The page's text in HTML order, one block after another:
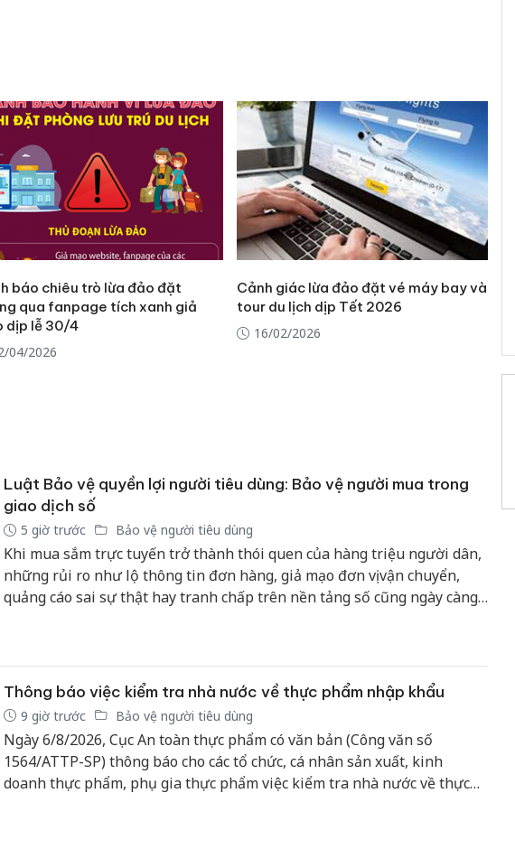
báo chiêu trò lừa đảo đặt
qua fanpage tích xanh giả
dịp lễ 30/4
04/2026
Cảnh giác lừa đảo đặt vé máy bay và
tour du lịch dịp Tết 2026
16/02/2026
Luật Bảo vệ quyền lợi người tiêu dùng: Bảo vệ người mua trong
giao dịch số
5 giờ trước Bảo vệ người tiêu dùng
Khi mua sắm trực tuyến trở thành thói quen của hàng triệu người dân,
những rủi ro như lộ thông tin đơn hàng, giả mạo đơn vị vận chuyển,
quảng cáo sai sự thật hay tranh chấp trên nền tảng số cũng ngày càng
môi trường số, đồng thời nâng cao trách nhiệm của doanh nghiệp, sàn
thương mại điện tử và các chủ thể tham gia giao dịch.
Thông báo việc kiểm tra nhà nước về thực phẩm nhập khẩu
9 giờ trước Bảo vệ người tiêu dùng
Ngày 6/8/2026, Cục An toàn thực phẩm có văn bản (Công văn số
1564/ATTP-SP) thông báo cho các tổ chức, cá nhân sản xuất, kinh
doanh thực phẩm, phụ gia thực phẩm việc kiểm tra nhà nước về thực
Công an Thanh Hóa
tìm bị hại trong vụ
án sản xuất, buôn
bán yến sào giả
Thanh Hóa: Tìm bị
hại trong vụ án buôn
bán bình sữa
Moyuum giả